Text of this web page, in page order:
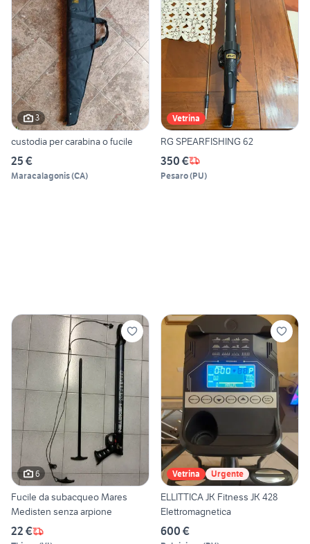
3
custodia per carabina o fucile
25 €
Maracalagonis(CA)
Vetrina
RG SPEARFISHING 62
350 €
Pesaro(PU)
6
Fucile da subacqueo Mares
Medisten senza arpione
22 €
Vetrina Urgente
ELLITTICA JK Fitness JK 428
Elettromagnetica
600 €